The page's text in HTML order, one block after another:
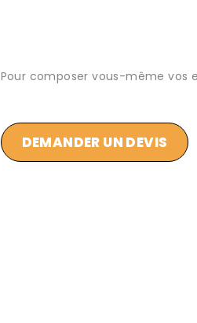
Pour composer vous-même vos
DEMANDER UN DEVIS